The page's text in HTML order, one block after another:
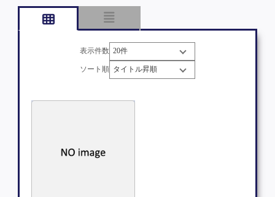
表示件数
ソート順